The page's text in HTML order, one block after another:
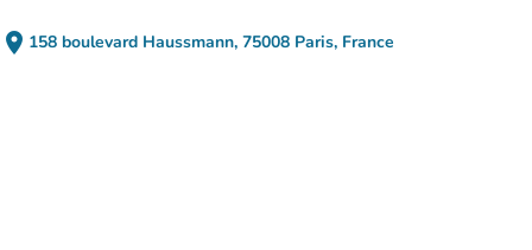
place 158 boulevard Haussmann, 75008 Paris, France
(in Google Maps öffnen)
(new tab)